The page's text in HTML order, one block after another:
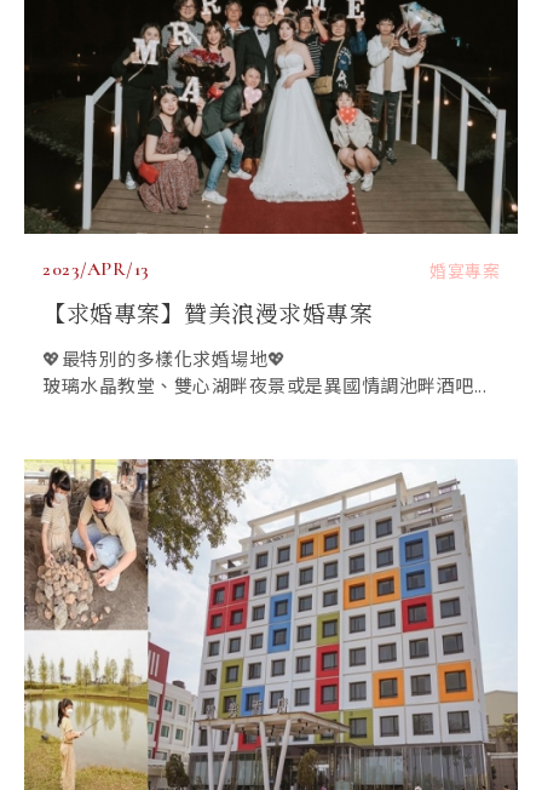
2023/APR/13 婚宴專案
【求婚專案】贊美浪漫求婚專案
💖最特別的多樣化求婚場地💖
玻璃水晶教堂、雙心湖畔夜景或是異國情調池畔酒吧...